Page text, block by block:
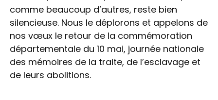
comme beaucoup d’autres, reste bien
silencieuse. Nous le déplorons et appelons de
nos vœux le retour de la commémoration
départementale du 10 mai, journée nationale
des mémoires de la traite, de l’esclavage et
de leurs abolitions.